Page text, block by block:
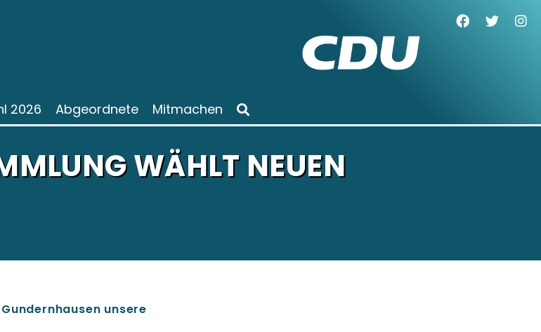
2026 Abgeordnete Mitmachen
WÄHLT NEUEN
unsere